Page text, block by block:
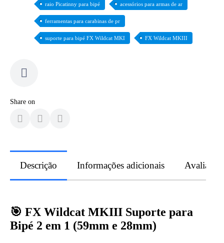
raio Picatinny para bipé acessórios para armas de ar
ferramentas para carabinas de pr
suporte para bipé FX Wildcat MKI FX Wildcat MKIII
Share on
Descrição Informações adicionais
🎯 FX Wildcat MKIII Suporte para
Bipé 2 em 1 (59mm e 28mm)